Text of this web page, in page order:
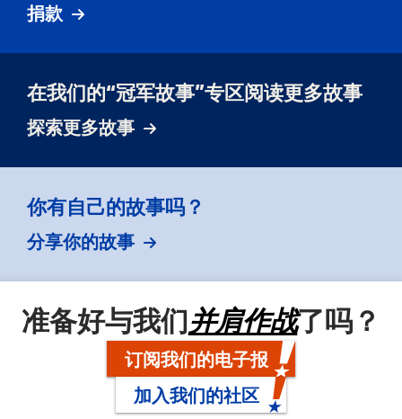
捐款
在我们的“冠军故事”专区阅读更多故事
探索更多故事
你有自己的故事吗？
分享你的故事
准备好与我们并肩作战了吗？
订阅我们的电子报
加入我们的社区